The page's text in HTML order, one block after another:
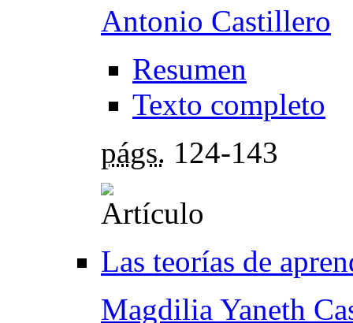
Antonio Castillero
Resumen
Texto completo
págs. 124-143
Las teorías de
Magdilia Yaneth